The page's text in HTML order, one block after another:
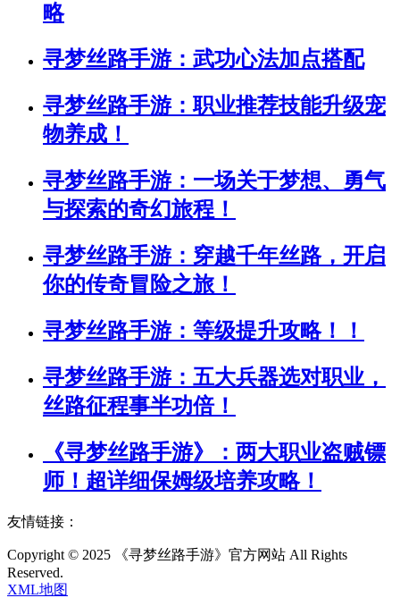
略
寻梦丝路手游：武功心法加点搭配
寻梦丝路手游：职业推荐技能升级宠
物养成！
寻梦丝路手游：一场关于梦想、勇气
与探索的奇幻旅程！
寻梦丝路手游：穿越千年丝路，开启
你的传奇冒险之旅！
寻梦丝路手游：等级提升攻略！！
寻梦丝路手游：五大兵器选对职业，
丝路征程事半功倍！
《寻梦丝路手游》：两大职业盗贼镖
师！超详细保姆级培养攻略！
友情链接：
Copyright © 2025 《寻梦丝路手游》官方网站 All Rights
Reserved.
XML地图